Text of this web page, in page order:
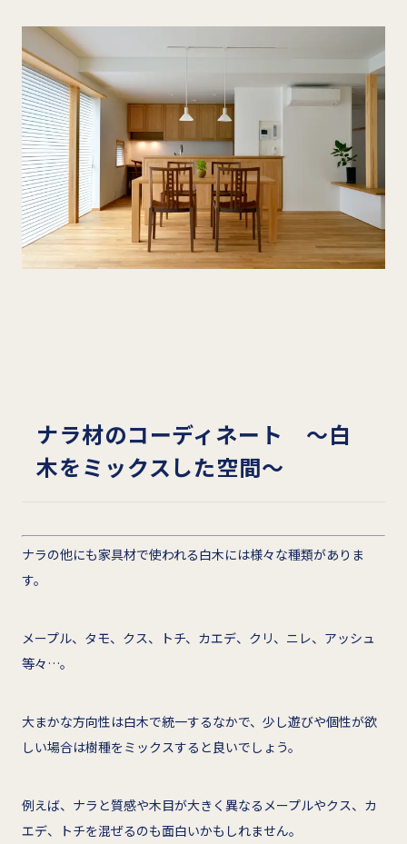
ナラ材のコーディネート ～白
木をミックスした空間～
ナラの他にも家具材で使われる白木には様々な種類がありま
す。
メープル、タモ、クス、トチ、カエデ、クリ、ニレ、アッシュ
等々…。
大まかな方向性は白木で統一するなかで、少し遊びや個性が欲
しい場合は樹種をミックスすると良いでしょう。
例えば、ナラと質感や木目が大きく異なるメープルやクス、カ
エデ、トチを混ぜるのも面白いかもしれません。